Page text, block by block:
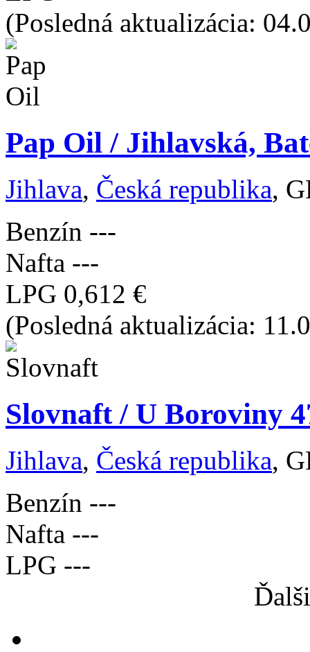
(Posledná aktualizácia:
Pap Oil / Jihlavská,
Jihlava, Česká republika,
Benzín ---
Nafta ---
LPG 0,612 €
(Posledná aktualizácia:
Slovnaft / U Boroviny
Jihlava, Česká republika,
Benzín ---
Nafta ---
LPG ---